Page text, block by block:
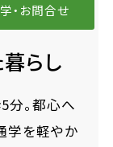
・お問合せ
らし
分。都心へ
学を軽やか